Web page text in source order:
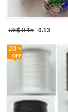
US$ 0.15 0.13
20